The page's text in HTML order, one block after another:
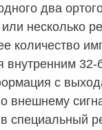
два
несколько
количество
внутренним
с
внешнему
специальный